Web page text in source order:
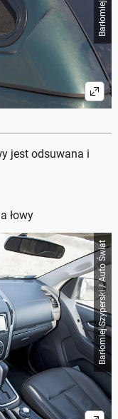
jest odsuwana i
łowy
Barłomiej Szyperski / Auto Świat